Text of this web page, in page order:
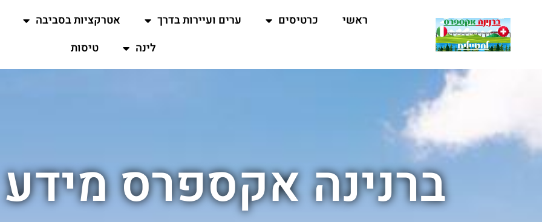
ראשי כרטיסים ערים ועיירות בדרך אטרקציות בסביבה
לינה
טיסות
ברנינה אקספרס